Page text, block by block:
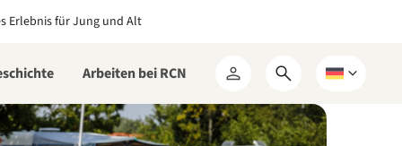
Erlebnis für Jung und Alt
Arbeiten bei RCN
Mein
RCN
Suchformular
öffnen
Wählen
eine
Sprache